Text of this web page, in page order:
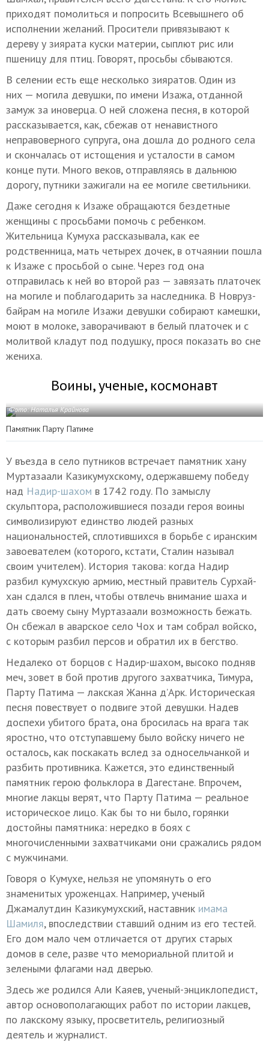
приходят помолиться и попросить Всевышнего об
исполнении желаний. Просители привязывают к
дереву у зиярата куски материи, сыплют рис или
пшеницу для птиц. Говорят, просьбы сбываются.
В селении есть еще несколько зияратов. Один из
них — могила девушки, по имени Изажа, отданной
замуж за иноверца. О ней сложена песня, в которой
рассказывается, как, сбежав от ненавистного
неправоверного супруга, она дошла до родного села
и скончалась от истощения и усталости в самом
конце пути. Много веков, отправляясь в дальнюю
дорогу, путники зажигали на ее могиле светильники.
Даже сегодня к Изаже обращаются бездетные
женщины с просьбами помочь с ребенком.
Жительница Кумуха рассказывала, как ее
родственница, мать четырех дочек, в отчаянии пошла
к Изаже с просьбой о сыне. Через год она
отправилась к ней во второй раз — завязать платочек
на могиле и поблагодарить за наследника. В Новруз-
байрам на могиле Изажи девушки собирают камешки,
моют в молоке, заворачивают в белый платочек и с
молитвой кладут под подушку, прося показать во сне
жениха.
Воины, ученые, космонавт
Фото: Наталья Крайнова
Памятник Парту Патиме
У въезда в село путников встречает памятник хану
Муртазаали Казикумухскому, одержавшему победу
над Надир-шахом в 1742 году. По замыслу
скульптора, расположившиеся позади героя воины
символизируют единство людей разных
национальностей, сплотившихся в борьбе с иранским
завоевателем (которого, кстати, Сталин называл
своим учителем). История такова: когда Надир
разбил кумухскую армию, местный правитель Сурхай-
хан сдался в плен, чтобы отвлечь внимание шаха и
дать своему сыну Муртазаали возможность бежать.
Он сбежал в аварское село Чох и там собрал войско,
с которым разбил персов и обратил их в бегство.
Недалеко от борцов с Надир-шахом, высоко подняв
меч, зовет в бой против другого захватчика, Тимура,
Парту Патима — лакская Жанна д’Арк. Историческая
песня повествует о подвиге этой девушки. Надев
доспехи убитого брата, она бросилась на врага так
яростно, что отступавшему было войску ничего не
осталось, как поскакать вслед за односельчанкой и
разбить противника. Кажется, это единственный
памятник герою фольклора в Дагестане. Впрочем,
многие лакцы верят, что Парту Патима — реальное
историческое лицо. Как бы то ни было, горянки
достойны памятника: нередко в боях с
многочисленными захватчиками они сражались рядом
с мужчинами.
Говоря о Кумухе, нельзя не упомянуть о его
знаменитых уроженцах. Например, ученый
Джамалутдин Казикумухский, наставник имама
Шамиля, впоследствии ставший одним из его тестей.
Его дом мало чем отличается от других старых
домов в селе, разве что мемориальной плитой и
зелеными флагами над дверью.
Здесь же родился Али Каяев, ученый-энциклопедист,
автор основополагающих работ по истории лакцев,
по лакскому языку, просветитель, религиозный
деятель и журналист.